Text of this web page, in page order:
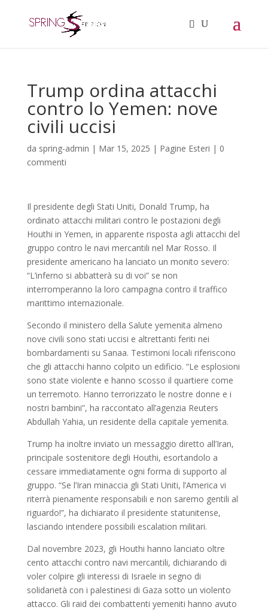
Trump ordina attacchi
contro lo Yemen: nove
civili uccisi
da spring-admin | Mar 15, 2025 | Pagine Esteri | 0
commenti
Il presidente degli Stati Uniti, Donald Trump, ha
ordinato attacchi militari contro le postazioni degli
Houthi in Yemen, in apparente risposta agli attacchi del
gruppo contro le navi mercantili nel Mar Rosso. Il
presidente americano ha lanciato un monito severo:
“L’inferno si abbatterà su di voi” se non
interromperanno la loro campagna contro il traffico
marittimo internazionale.
Secondo il ministero della Salute yemenita almeno
nove civili sono stati uccisi e altrettanti feriti nei
bombardamenti su Sanaa. Testimoni locali riferiscono
che gli attacchi hanno colpito un edificio. “Le esplosioni
sono state violente e hanno scosso il quartiere come
un terremoto. Hanno terrorizzato le nostre donne e i
nostri bambini”, ha raccontato all’agenzia Reuters
Abdullah Yahia, un residente della capitale yemenita.
Trump ha inoltre inviato un messaggio diretto all’Iran,
principale sostenitore degli Houthi, esortandolo a
cessare immediatamente ogni forma di supporto al
gruppo. “Se l’Iran minaccia gli Stati Uniti, l’America vi
riterrà pienamente responsabili e non saremo gentili al
riguardo!”, ha dichiarato il presidente statunitense,
lasciando intendere possibili escalation militari.
Dal novembre 2023, gli Houthi hanno lanciato oltre
cento attacchi contro navi mercantili, dichiarando di
voler colpire gli interessi di Israele in segno di
solidarietà con i palestinesi di Gaza sotto un violento
attacco. Gli raid dei combattenti yemeniti hanno avuto